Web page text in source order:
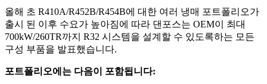
올해 초 R410A/R452B/R454B에 대한 여러 냉매 포트폴리오가
출시 된 이후 수요가 높아짐에 따라 댄포스는 OEM이 최대
700kW/260TR까지 R32 시스템을 설계할 수 있도록하는 모든
구성 부품을 발표했습니다.
포트폴리오에는 다음이 포함됩니다: